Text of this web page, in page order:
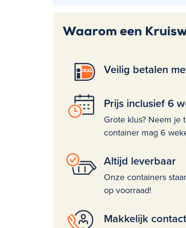
Waarom een
Veilig betalen
Prijs inclusief 6
Grote klus? Neem je
container mag 6
Altijd leverbaar
Onze containers
op voorraad!
Makkelijk contact